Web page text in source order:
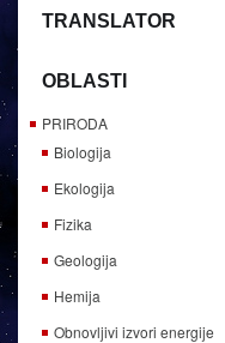
PDF BROJ 12
TRANSLATOR
OBLASTI
PRIRODA
Biologija
Ekologija
Fizika
Geologija
Hemija
Obnovljivi izvori energije